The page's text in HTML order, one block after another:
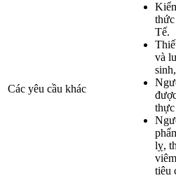
Các yêu cầu khác
Tế.
và
thực
lỵ,
tiêu